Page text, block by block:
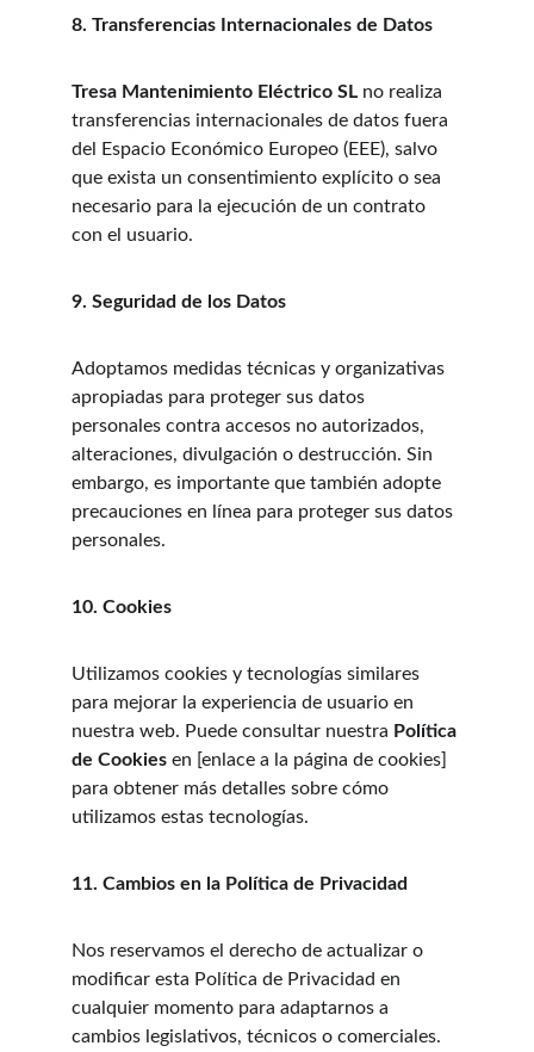
8. Transferencias Internacionales de Datos
Tresa Mantenimiento Eléctrico SL no realiza
transferencias internacionales de datos fuera
del Espacio Económico Europeo (EEE), salvo
que exista un consentimiento explícito o sea
necesario para la ejecución de un contrato
con el usuario.
9. Seguridad de los Datos
Adoptamos medidas técnicas y organizativas
apropiadas para proteger sus datos
personales contra accesos no autorizados,
alteraciones, divulgación o destrucción. Sin
embargo, es importante que también adopte
precauciones en línea para proteger sus datos
personales.
10. Cookies
Utilizamos cookies y tecnologías similares
para mejorar la experiencia de usuario en
nuestra web. Puede consultar nuestra Política
de Cookies en [enlace a la página de cookies]
para obtener más detalles sobre cómo
utilizamos estas tecnologías.
11. Cambios en la Política de Privacidad
Nos reservamos el derecho de actualizar o
modificar esta Política de Privacidad en
cualquier momento para adaptarnos a
cambios legislativos, técnicos o comerciales.